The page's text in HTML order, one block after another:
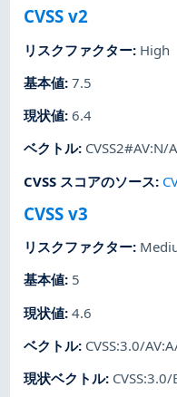
CVSS v2
リスクファクター: High
基本値:7.5
現状値:6.4
ベクトル:
CVSS スコアのソース:
CVSS v3
リスクファクター:
基本値: 5
現状値:4.6
ベクトル: CVSS:3.0/
現状ベクトル: